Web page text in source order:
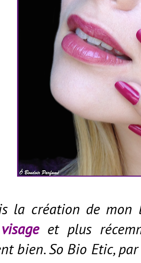
la création de mon
et plus
bien. So Bio Etic,